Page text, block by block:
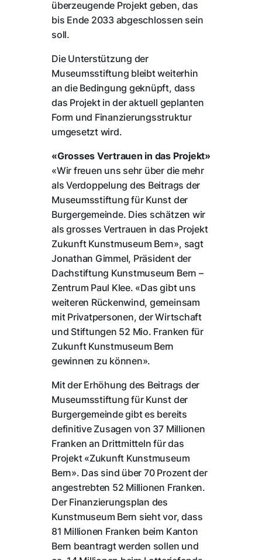
überzeugende Projekt geben, das
bis Ende 2033 abgeschlossen sein
soll.
Die Unterstützung der
Museumsstiftung bleibt weiterhin
an die Bedingung geknüpft, dass
das Projekt in der aktuell geplanten
Form und Finanzierungsstruktur
umgesetzt wird.
«Grosses Vertrauen in das Projekt»
«Wir freuen uns sehr über die mehr
als Verdoppelung des Beitrags der
Museumsstiftung für Kunst der
Burgergemeinde. Dies schätzen wir
als grosses Vertrauen in das Projekt
Zukunft Kunstmuseum Bern», sagt
Jonathan Gimmel, Präsident der
Dachstiftung Kunstmuseum Bern –
Zentrum Paul Klee. «Das gibt uns
weiteren Rückenwind, gemeinsam
mit Privatpersonen, der Wirtschaft
und Stiftungen 52 Mio. Franken für
Zukunft Kunstmuseum Bern
gewinnen zu können».
Mit der Erhöhung des Beitrags der
Museumsstiftung für Kunst der
Burgergemeinde gibt es bereits
definitive Zusagen von 37 Millionen
Franken an Drittmitteln für das
Projekt «Zukunft Kunstmuseum
Bern». Das sind über 70 Prozent der
angestrebten 52 Millionen Franken.
Der Finanzierungsplan des
Kunstmuseum Bern sieht vor, dass
81 Millionen Franken beim Kanton
Bern beantragt werden sollen und